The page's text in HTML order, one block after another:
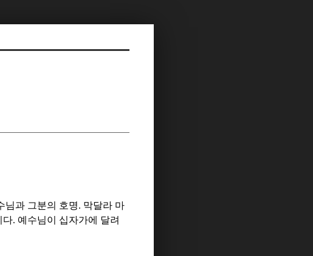
님과 그분의 호명. 막달라 마
다. 예수님이 십자가에 달려